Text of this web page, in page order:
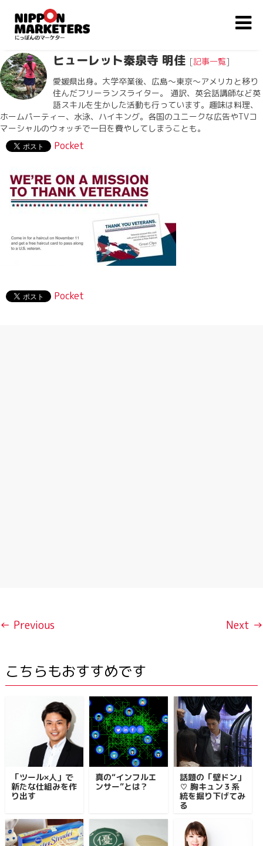
ヒューレット秦泉寺 明佳 [記事一覧]
愛媛県出身。大学卒業後、広島〜東京〜アメリカと移り
住んだフリーランスライター。 通訳、英会話講師など英
語スキルを生かした活動も行っています。趣味は料理、
ホームパーティー、水泳、ハイキング。各国のユニークな広告やTVコ
マーシャルのウォッチで一日を費やしてしまうことも。
Pocket
Pocket
← Previous Next →
こちらもおすすめです
「ツール×人」で
新たな仕組みを作
り出す
真の“インフルエ
ンサー”とは？
話題の「壁ドン」
♡ 胸キュン３系
統を掘り下げてみ
る